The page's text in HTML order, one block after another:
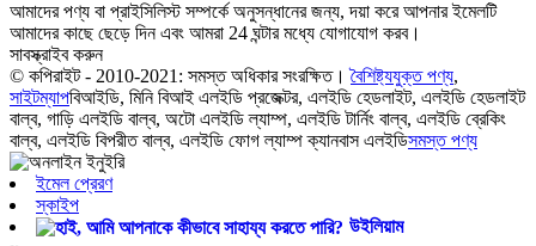
আমাদের পণ্য বা প্রাইসিলিস্ট সম্পর্কে অনুসন্ধানের জন্য, দয়া করে আপনার ইমেলটি
আমাদের কাছে ছেড়ে দিন এবং আমরা 24 ঘন্টার মধ্যে যোগাযোগ করব।
সাবস্ক্রাইব করুন
© কপিরাইট - 2010-2021: সমস্ত অধিকার সংরক্ষিত। বৈশিষ্ট্যযুক্ত পণ্য,
সাইটম্যাপবিআইডি, মিনি বিআই এলইডি প্রজেক্টর, এলইডি হেডলাইট, এলইডি হেডলাইট
বাল্ব, গাড়ি এলইডি বাল্ব, অটো এলইডি ল্যাম্প, এলইডি টার্নিং বাল্ব, এলইডি ব্রেকিং
বাল্ব, এলইডি বিপরীত বাল্ব, এলইডি ফোগ ল্যাম্প ক্যানবাস এলইডিসমস্ত পণ্য
ইমেল প্রেরণ
স্কাইপ
উইলিয়াম